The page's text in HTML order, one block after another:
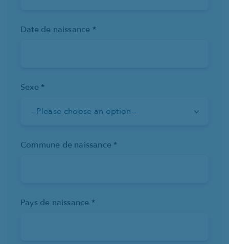
Date de naissance *
Sexe *
Commune de naissance *
Pays de naissance *